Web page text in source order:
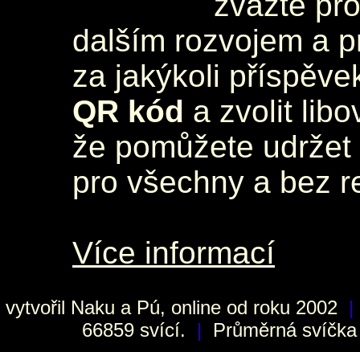
dalším rozvojem a
za jakýkoli
QR kód a zvolit
že pomůžete
pro všechny a bez
Více informací
vytvořil Naku a Pú, online od roku 2002 |
66859 svící.
| Průměrná